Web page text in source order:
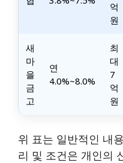
억
원
새
마
을
금
고
연
4.0%~8.0%
최
대
7
억
원
위 표는 일반적인 내
리 및 조건은 개인의